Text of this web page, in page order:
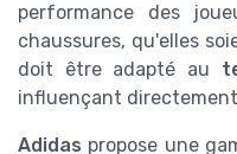
performance des
chaussures, qu'elles
doit être adapté au
influençant
Adidas propose une